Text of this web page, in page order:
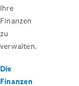
Ihre
Finanzen
zu
verwalten.
Die
Finanzen